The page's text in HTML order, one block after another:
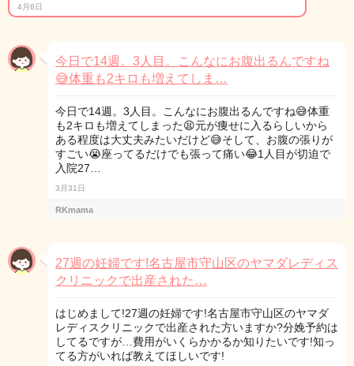
4月6日
今日で14週。3人目。こんなにお腹出るんですね
😅体重も2キロも増えてしま…
今日で14週。3人目。こんなにお腹出るんですね😅体重
も2キロも増えてしまった😫元が痩せに入るらしいから
ある程度は大丈夫みたいだけど😅そして、お腹の張りが
すごい😭座ってるだけでも張って痛い😂1人目が切迫で
入院27…
3月31日
RKmama
27週の妊婦です!名古屋市守山区のヤマダレディス
クリニックで出産された…
はじめまして!27週の妊婦です!名古屋市守山区のヤマダ
レディスクリニックで出産された方いますか?分娩予約は
してるですが…費用がいくらかかるか知りたいです!知っ
てる方がいれば教えてほしいです!